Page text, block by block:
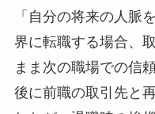
「自分の将来の人脈
界に転職する場合、
まま次の職場での信
後に前職の取引先と